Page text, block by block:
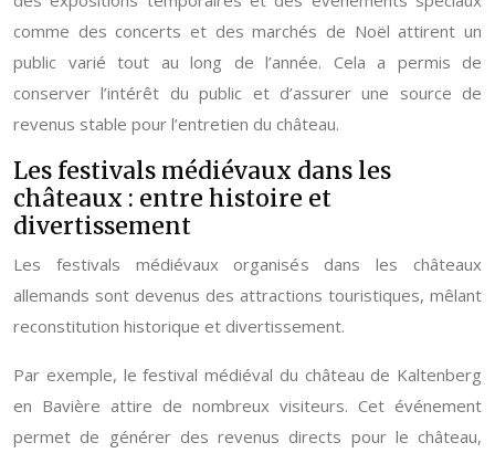
comme des concerts et des marchés de Noël attirent un
public varié tout au long de l’année. Cela a permis de
conserver l’intérêt du public et d’assurer une source de
revenus stable pour l’entretien du château.
Les festivals médiévaux dans les
châteaux : entre histoire et
divertissement
Les festivals médiévaux organisés dans les châteaux
allemands sont devenus des attractions touristiques, mêlant
reconstitution historique et divertissement.
Par exemple, le festival médiéval du château de Kaltenberg
en Bavière attire de nombreux visiteurs. Cet événement
permet de générer des revenus directs pour le château,